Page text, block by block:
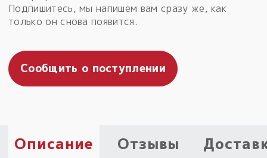
Пыльный сундучок
Товары со скидкой
Безоплатная доставка
на заказ от 4 тыс. руб. со скидкой
Подпишитесь, мы напишем вам сразу же, как
только он снова появится.
Сообщить о поступлении
Описание Отзывы